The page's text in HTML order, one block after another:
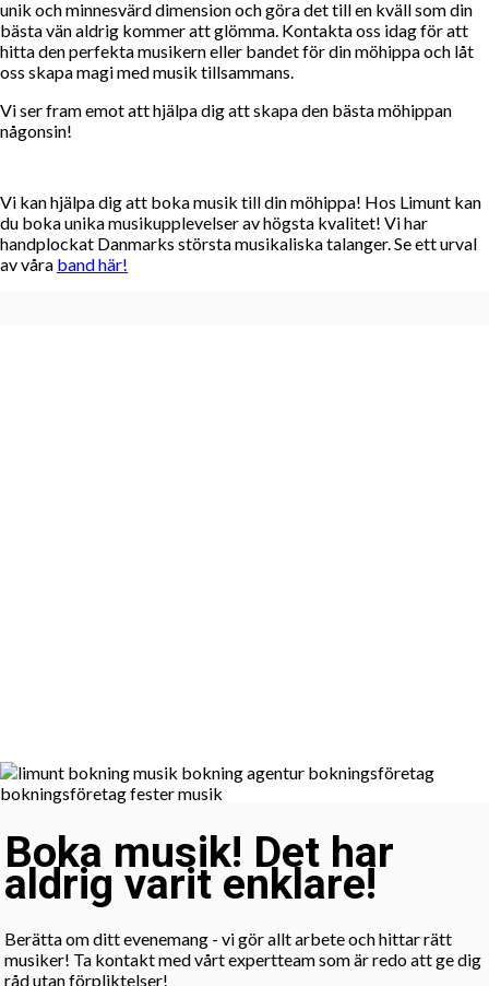
unik och minnesvärd dimension och göra det till en kväll som din
bästa vän aldrig kommer att glömma. Kontakta oss idag för att
hitta den perfekta musikern eller bandet för din möhippa och låt
oss skapa magi med musik tillsammans.
Vi ser fram emot att hjälpa dig att skapa den bästa möhippan
någonsin!
Vi kan hjälpa dig att boka musik till din möhippa! Hos Limunt kan
du boka unika musikupplevelser av högsta kvalitet! Vi har
handplockat Danmarks största musikaliska talanger. Se ett urval
av våra band här!
Boka musik! Det har
aldrig varit enklare!
Berätta om ditt evenemang - vi gör allt arbete och hittar rätt
musiker! Ta kontakt med vårt expertteam som är redo att ge dig
råd utan förpliktelser!